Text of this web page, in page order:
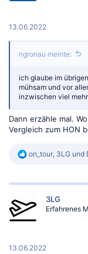
:
13.06.2022
ngronau meinte:
ich glaube im
mühsam und vor
inzwischen viel
Dann erzähle mal.
Vergleich zum HON
R
k
i
o
n
:
on_tour, 3LG und
3LG
Erfahrenes
13.06.2022